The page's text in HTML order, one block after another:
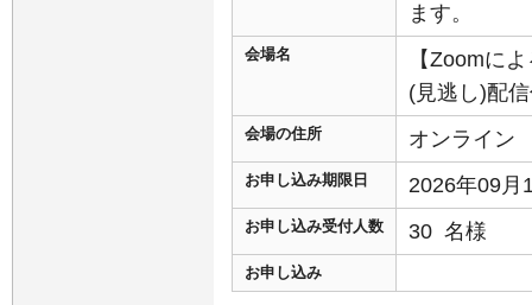
ます。
会場名
【Zoomに
(見逃し)配
会場の住所 オンライン
お申し込み期限日 2026年09月
お申し込み受付人数 30 名様
お申し込み